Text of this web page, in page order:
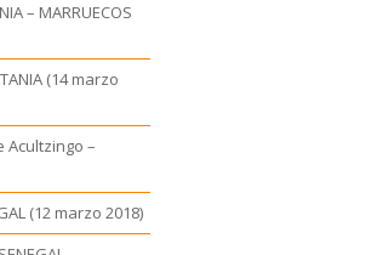
– MARRUECOS
(14 marzo
Acultzingo –
(12 marzo 2018)